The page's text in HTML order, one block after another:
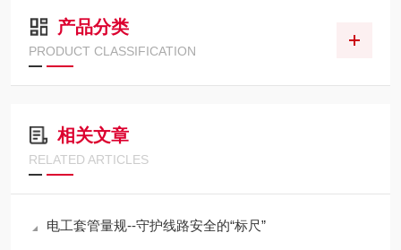
产品分类
PRODUCT CLASSIFICATION
相关文章
RELATED ARTICLES
电工套管量规--守护线路安全的“标尺”